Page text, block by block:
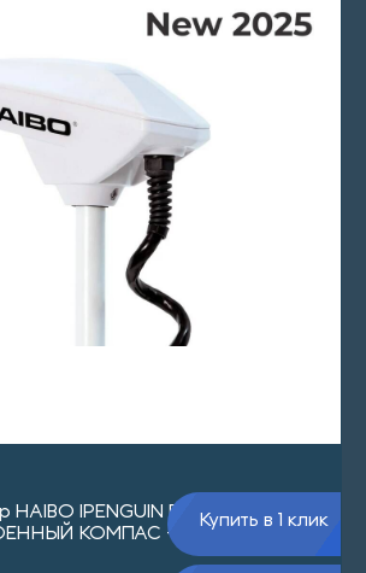
IPENGUIN P001 12v/54 New
КОМПАС + ПЛОЩАДКА
Купить в 1 клик